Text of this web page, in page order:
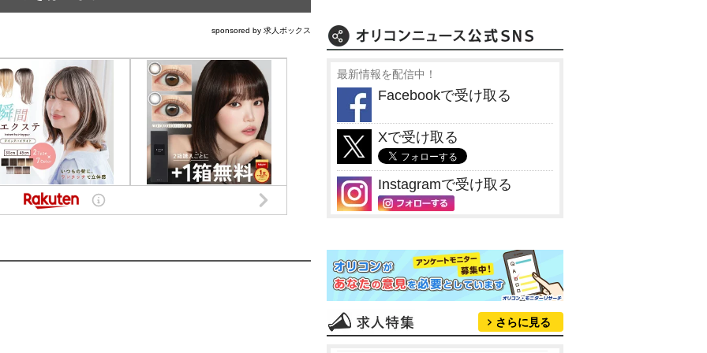
sponsored by 求人ボックス
最新情報を配信中！
Facebookで受け取る
Xで受け取る
Instagramで受け取る
さらに見る